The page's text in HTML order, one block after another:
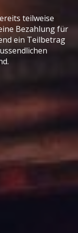
teilweise
Bezahlung für
ein Teilbetrag